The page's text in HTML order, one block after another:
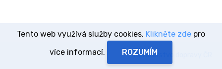
Ministerstvo dopravy ČR
Tento web využívá služby cookies. Klikněte zde pro
více informací.